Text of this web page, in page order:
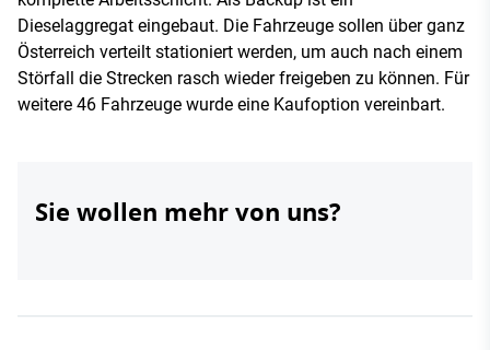
Dieselaggregat eingebaut. Die Fahrzeuge sollen über ganz
Österreich verteilt stationiert werden, um auch nach einem
Störfall die Strecken rasch wieder freigeben zu können. Für
weitere 46 Fahrzeuge wurde eine Kaufoption vereinbart.
Sie wollen mehr von uns?